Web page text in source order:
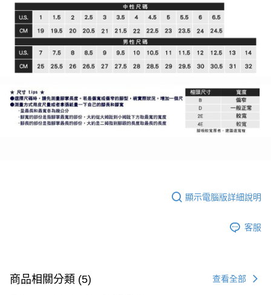
顯示電腦版詳細說明
客服
商品相關分類 (5) 查看全部